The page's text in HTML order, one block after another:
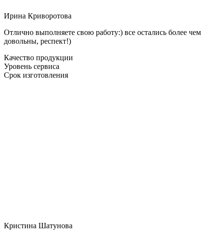
Ирина Криворотова
Отлично выполняете свою работу:) все остались более чем
довольны, респект!)
Качество продукции
Уровень сервиса
Срок изготовления
Кристина Шатунова